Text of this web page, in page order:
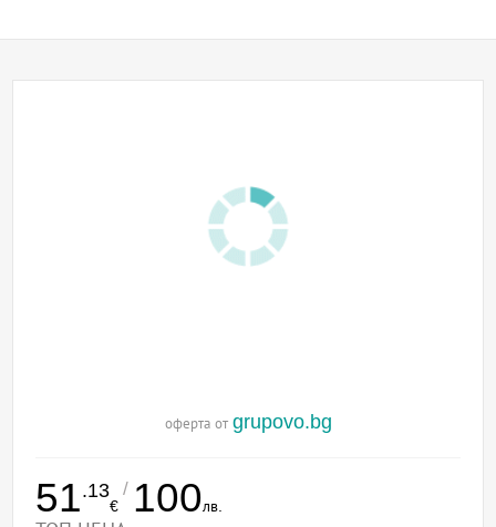
оферта от grupovo.bg
51.13
€
/ 100лв.